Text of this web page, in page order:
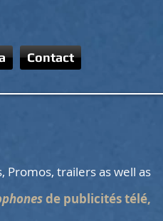
Contact
Promos, trailers as well as
de publicités télé,